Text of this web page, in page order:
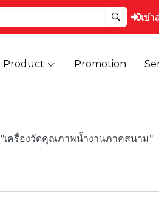
เข้า
Product Promotion
เครื่องวัดคุณภาพน้ำงานภาคสนาม"